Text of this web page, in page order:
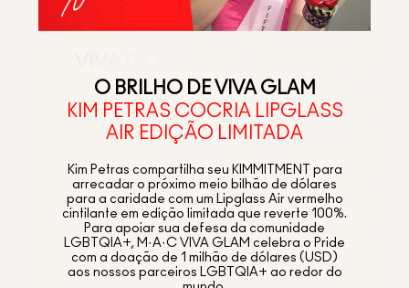
O BRILHO DE VIVA GLAM
KIM PETRAS COCRIA LIPGLASS
AIR EDIÇÃO LIMITADA
Kim Petras compartilha seu KIMMITMENT para
arrecadar o próximo meio bilhão de dólares
para a caridade com um Lipglass Air vermelho
cintilante em edição limitada que reverte 100%.
Para apoiar sua defesa da comunidade
LGBTQIA+, M·A·C VIVA GLAM celebra o Pride
com a doação de 1 milhão de dólares (USD)
aos nossos parceiros LGBTQIA+ ao redor do